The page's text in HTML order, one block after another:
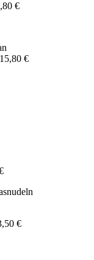
€
15,80 €
€